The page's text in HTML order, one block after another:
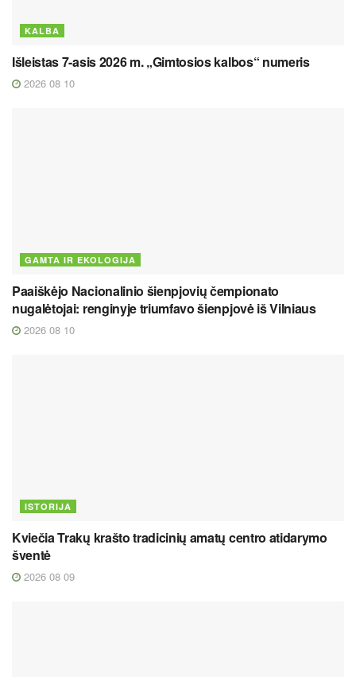
KALBA
Išleistas 7-asis 2026 m. „Gimtosios kalbos“ numeris
2026 08 10
GAMTA IR EKOLOGIJA
Paaiškėjo Nacionalinio šienpjovių čempionato
nugalėtojai: renginyje triumfavo šienpjovė iš Vilniaus
2026 08 10
ISTORIJA
Kviečia Trakų krašto tradicinių amatų centro atidarymo
šventė
2026 08 09